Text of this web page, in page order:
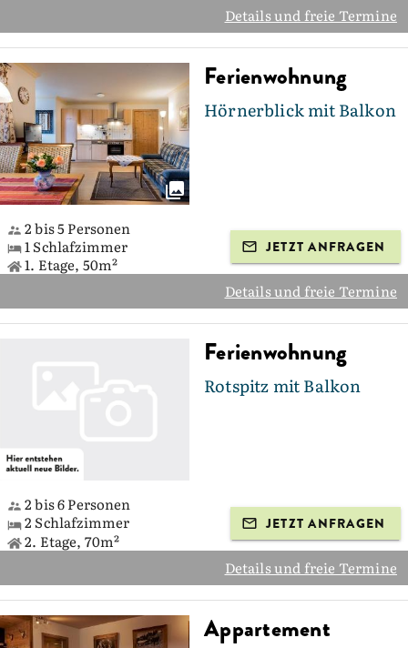
Details und freie Termine
Ferienwohnung
Hörnerblick mit Balkon
2 bis 5 Personen
1 Schlafzimmer
1. Etage, 50m²
JETZT ANFRAGEN
Details und freie Termine
Ferienwohnung
Rotspitz mit Balkon
2 bis 6 Personen
2 Schlafzimmer
2. Etage, 70m²
JETZT ANFRAGEN
Details und freie Termine
Appartement